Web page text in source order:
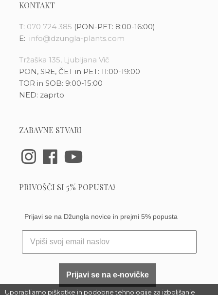
Uporabljamo piškotke in podobne tehnologije za izboljšanje
KONTAKT
T: 070 724 385 (PON-PET: 8:00-16:00)
E: info@dzungla-plants.com
Tržaška 135, Ljubljana Vič
PON, SRE, ČET in PET: 11:00-19:00
TOR in SOB: 9:00-15:00
NED: zaprto
ZABAVNE STVARI
PRIVOŠČI SI 5% POPUSTA!
Prijavi se na Džungla novice in prejmi 5% popusta
Prijavi se na e-novičke